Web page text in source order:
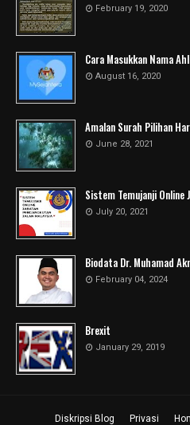
February 19, 2020
Cara Masukkan Nama
August 16, 2020
Amalan Surah Pilihan
June 28, 2021
Sistem Temujanji Online
July 20, 2021
Biodata Dr. Muhamad
February 04, 2024
Brexit
January 29, 2019
Diskripsi Blog Privasi